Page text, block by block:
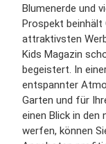
Blumenerde und
Prospekt beinhält
attraktivsten
Kids Magazin
begeistert. In
entspannter
Garten und für
einen Blick in den
werfen, können